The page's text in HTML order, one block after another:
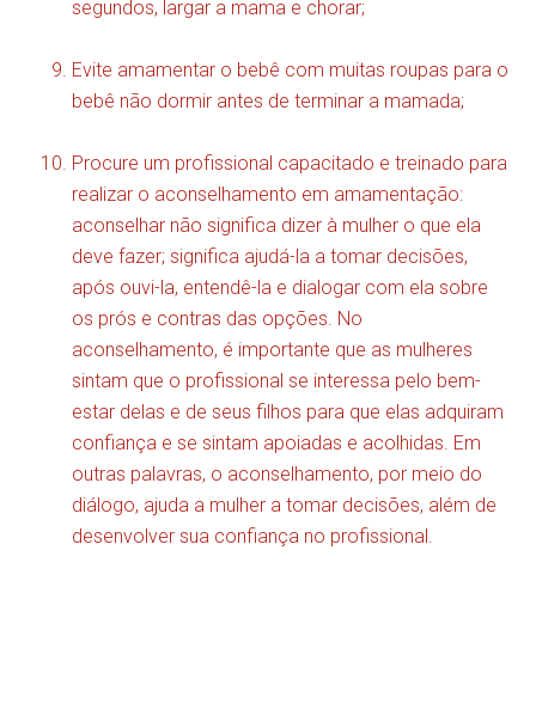
segundos, largar a mama e chorar;
Evite amamentar o bebê com muitas roupas para o
bebê não dormir antes de terminar a mamada;
Procure um profissional capacitado e treinado para
realizar o aconselhamento em amamentação:
aconselhar não significa dizer à mulher o que ela
deve fazer; significa ajudá-la a tomar decisões,
após ouvi-la, entendê-la e dialogar com ela sobre
os prós e contras das opções. No
aconselhamento, é importante que as mulheres
sintam que o profissional se interessa pelo bem-
estar delas e de seus filhos para que elas adquiram
confiança e se sintam apoiadas e acolhidas. Em
outras palavras, o aconselhamento, por meio do
diálogo, ajuda a mulher a tomar decisões, além de
desenvolver sua confiança no profissional.